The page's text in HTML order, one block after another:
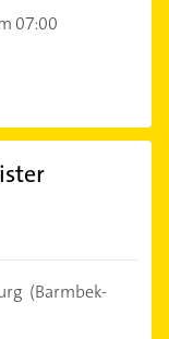
07:00
(Barmbek-